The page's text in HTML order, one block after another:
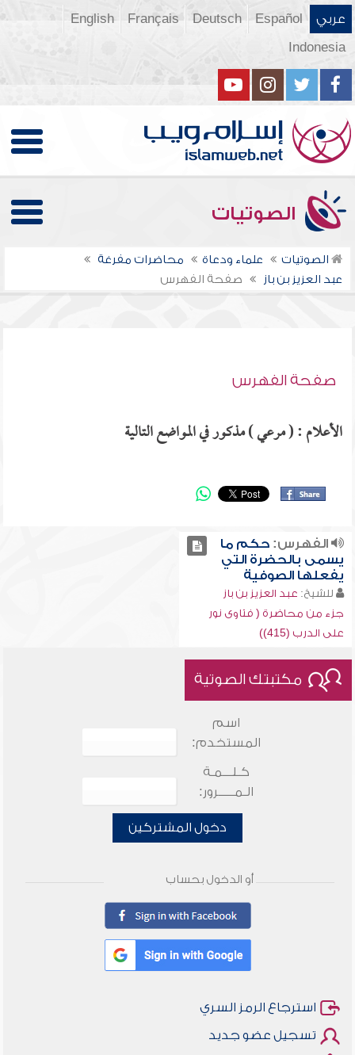
عربي Español
Deutsch
Français
English
Indonesia
الصوتيات
الصوتيات علماء ودعاة
محاضرات مفرغة
عبد العزيز بن باز
صفحة الفهرس
صفحة الفهرس
الأعلام : ( مرعي ) مذكور في المواضع التالية
الفهرس:حكم ما
يسمى بالحضرة التي
يفعلها الصوفية
للشيخ: عبد العزيز بن باز
جزء من محاضرة ( فتاوى نور
على الدرب (415))
مكتبتك الصوتية
اسم
المستخدم:
كـلـــمـة
الـمـــــرور:
دخول المشتركين
أو الدخول بحساب
استرجاع الرمز السري
تسجيل عضو جديد